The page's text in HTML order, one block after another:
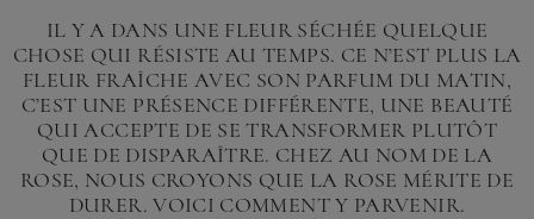
IL Y A DANS UNE FLEUR SÉCHÉE QUELQUE
CHOSE QUI RÉSISTE AU TEMPS. CE N’EST PLUS LA
FLEUR FRAÎCHE AVEC SON PARFUM DU MATIN,
C’EST UNE PRÉSENCE DIFFÉRENTE, UNE BEAUTÉ
QUI ACCEPTE DE SE TRANSFORMER PLUTÔT
QUE DE DISPARAÎTRE. CHEZ AU NOM DE LA
ROSE, NOUS CROYONS QUE LA ROSE MÉRITE DE
DURER. VOICI COMMENT Y PARVENIR.